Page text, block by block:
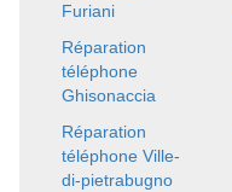
Furiani
Réparation
téléphone
Ghisonaccia
Réparation
téléphone Ville-
di-pietrabugno